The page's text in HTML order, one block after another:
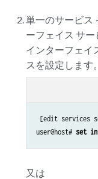
単一のサービス
ーフェイス サ
インターフェイ
スを設定します。
[edit services
user@host# set
又は